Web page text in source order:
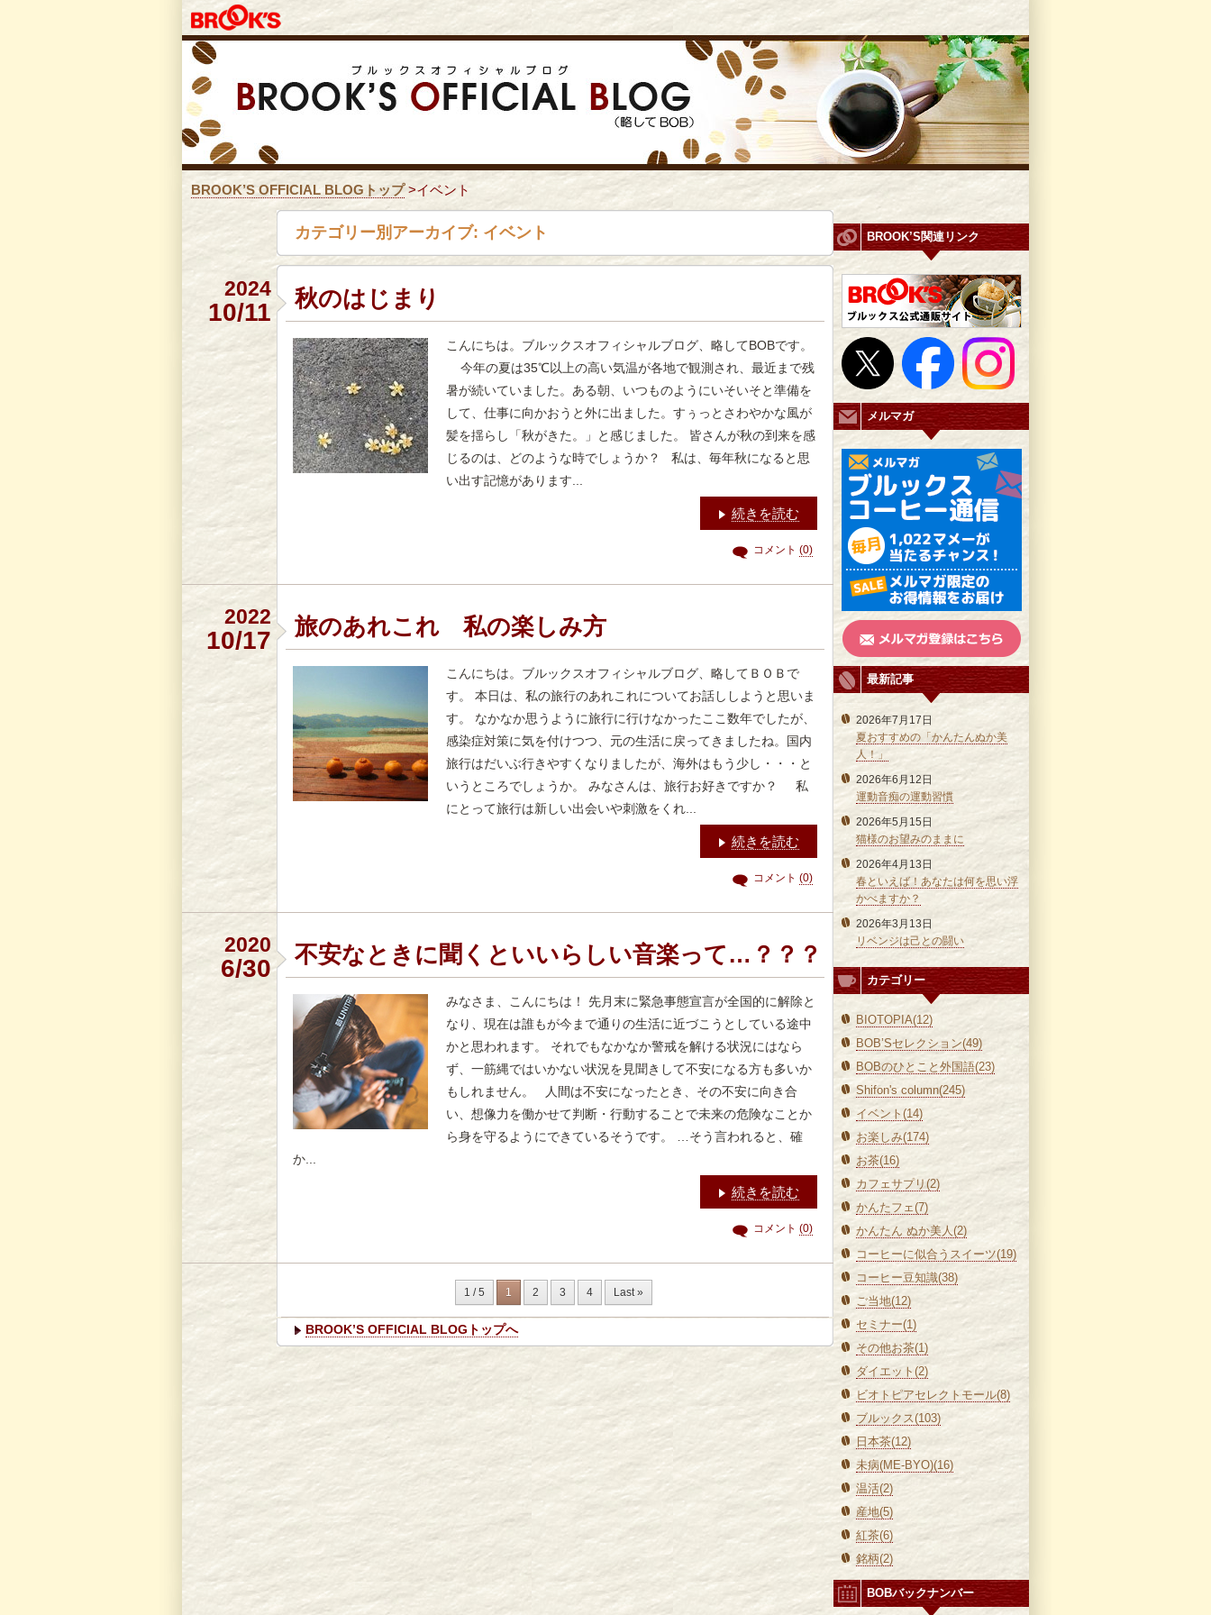
BROOK’S OFFICIAL BLOGトップ>イベント
カテゴリー別アーカイブ: イベント
2024
10/11 秋のはじまり
こんにちは。ブルックスオフィシャルブログ、略してBOBです。
今年の夏は35℃以上の高い気温が各地で観測され、最近まで残
暑が続いていました。ある朝、いつものようにいそいそと準備を
して、仕事に向かおうと外に出ました。すぅっとさわやかな風が
髪を揺らし「秋がきた。」と感じました。 皆さんが秋の到来を感
じるのは、どのような時でしょうか？ 私は、毎年秋になると思
い出す記憶があります...
続きを読む
コメント (0)
2022
10/17 旅のあれこれ 私の楽しみ方
こんにちは。ブルックスオフィシャルブログ、略してＢＯＢで
す。 本日は、私の旅行のあれこれについてお話ししようと思いま
す。 なかなか思うように旅行に行けなかったここ数年でしたが、
感染症対策に気を付けつつ、元の生活に戻ってきましたね。国内
旅行はだいぶ行きやすくなりましたが、海外はもう少し・・・と
いうところでしょうか。 みなさんは、旅行お好きですか？ 私
にとって旅行は新しい出会いや刺激をくれ...
続きを読む
コメント (0)
2020
6/30 不安なときに聞くといいらしい音楽って…？？？
みなさま、こんにちは！ 先月末に緊急事態宣言が全国的に解除と
なり、現在は誰もが今まで通りの生活に近づこうとしている途中
かと思われます。 それでもなかなか警戒を解ける状況にはなら
ず、一筋縄ではいかない状況を見聞きして不安になる方も多いか
もしれません。 人間は不安になったとき、その不安に向き合
い、想像力を働かせて判断・行動することで未来の危険なことか
ら身を守るようにできているそうです。 …そう言われると、確
か...
続きを読む
コメント (0)
1 / 5 1 2 3 4 Last »
BROOK’S OFFICIAL BLOGトップへ
BROOK’S関連リンク
メルマガ
最新記事
2026年7月17日
夏おすすめの「かんたんぬか美
人！」
2026年6月12日
運動音痴の運動習慣
2026年5月15日
猫様のお望みのままに
2026年4月13日
春といえば！あなたは何を思い浮
かべますか？
2026年3月13日
リベンジは己との闘い
カテゴリー
BIOTOPIA(12)
BOB’Sセレクション(49)
BOBのひとこと外国語(23)
Shifon's column(245)
イベント(14)
お楽しみ(174)
お茶(16)
カフェサプリ(2)
かんたフェ(7)
かんたん ぬか美人(2)
コーヒーに似合うスイーツ(19)
コーヒー豆知識(38)
ご当地(12)
セミナー(1)
その他お茶(1)
ダイエット(2)
ビオトピアセレクトモール(8)
ブルックス(103)
日本茶(12)
未病(ME-BYO)(16)
温活(2)
産地(5)
紅茶(6)
銘柄(2)
BOBバックナンバー